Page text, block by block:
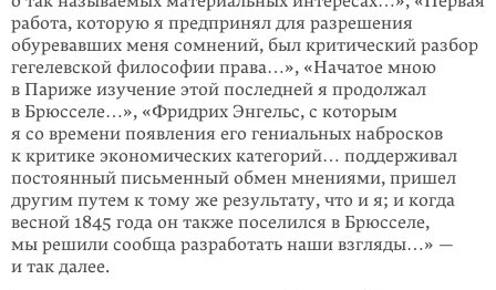
работа, которую я предпринял для разрешения
обуревавших меня сомнений, был кри­тический разбор
гегелевской философии права…», «Начатое мною
в Париже изучение этой последней я продолжал
в Брюсселе…», «Фридрих Энгельс, с ко­то­рым
я со времени появления его гениальных набросков
к критике экономи­ческих категорий… поддерживал
постоянный письменный обмен мнениями, пришел
другим путем к тому же результату, что и я; и когда
весной 1845 года он также поселился в Брюсселе,
мы решили сообща разработать наши взгля­ды…» —
и так далее.